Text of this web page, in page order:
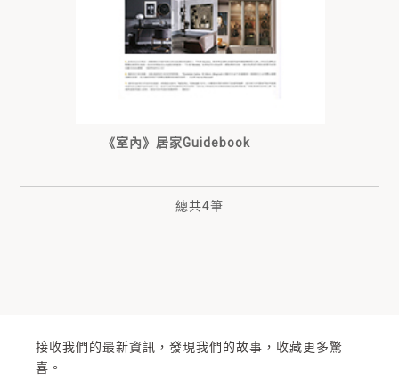
《室內》居家Guidebook
總共4筆
接收我們的最新資訊，發現我們的故事，收藏更多驚
喜。